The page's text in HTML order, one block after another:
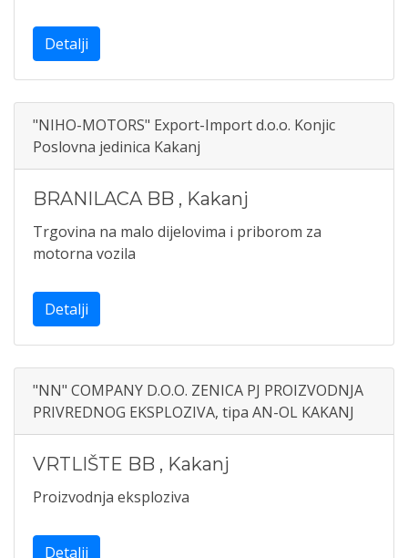
Detalji
"NIHO-MOTORS" Export-Import d.o.o. Konjic
Poslovna jedinica Kakanj
BRANILACA BB , Kakanj
Trgovina na malo dijelovima i priborom za
motorna vozila
Detalji
"NN" COMPANY D.O.O. ZENICA PJ PROIZVODNJA
PRIVREDNOG EKSPLOZIVA, tipa AN-OL KAKANJ
VRTLIŠTE BB , Kakanj
Proizvodnja eksploziva
Detalji